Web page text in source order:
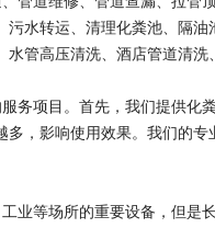
水转运、清理化粪池、隔
管高压清洗、酒店管道清洗
务项目。首先，我们提供化
，影响使用效果。我们的
业等场所的重要设备，但是